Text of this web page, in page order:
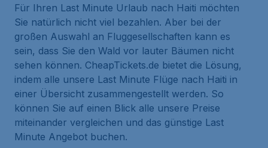
Für Ihren Last Minute Urlaub nach Haiti möchten
Sie natürlich nicht viel bezahlen. Aber bei der
großen Auswahl an Fluggesellschaften kann es
sein, dass Sie den Wald vor lauter Bäumen nicht
sehen können. CheapTickets.de bietet die Lösung,
indem alle unsere Last Minute Flüge nach Haiti in
einer Übersicht zusammengestellt werden. So
können Sie auf einen Blick alle unsere Preise
miteinander vergleichen und das günstige Last
Minute Angebot buchen.